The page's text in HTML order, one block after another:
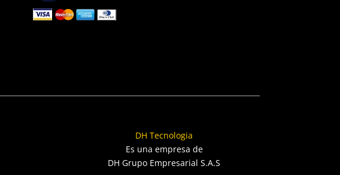
DH Tecnologia
Es una empresa de
DH Grupo Empresarial S.A.S